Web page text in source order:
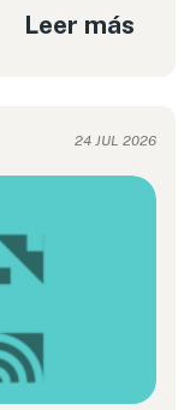
Leer más
24 JUL 2026